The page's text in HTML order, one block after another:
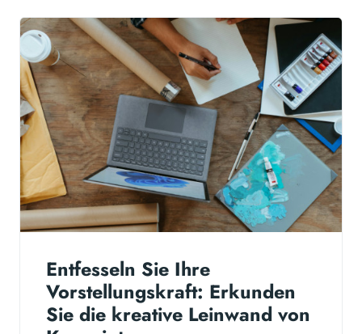
Entfesseln Sie Ihre
Vorstellungskraft: Erkunden
Sie die kreative Leinwand von